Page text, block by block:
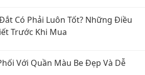
Có Phải Luôn Tốt? Những Điều
Trước Khi Mua
Với Quần Màu Be Đẹp Và Dễ